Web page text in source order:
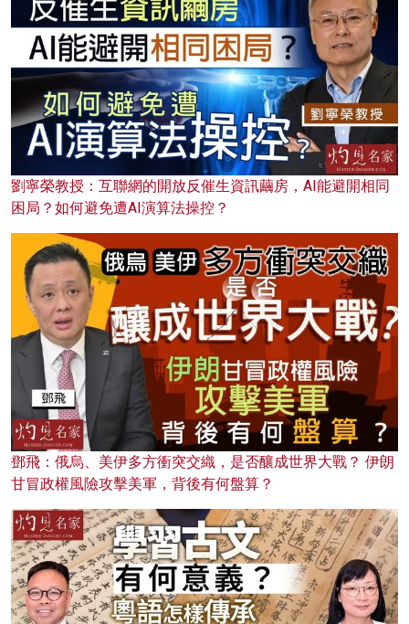
劉寧榮教授：互聯網的開放反催生資訊繭房，AI能避開相同
困局？如何避免遭AI演算法操控？
鄧飛：俄烏、美伊多方衝突交織，是否釀成世界大戰？ 伊朗
甘冒政權風險攻擊美軍，背後有何盤算？